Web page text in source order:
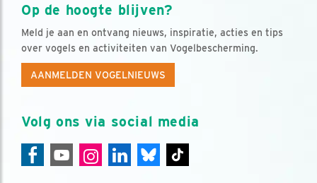
Op de hoogte blijven?
Meld je aan en ontvang nieuws, inspiratie, acties en tips
over vogels en activiteiten van Vogelbescherming.
AANMELDEN VOGELNIEUWS
Volg ons via social media